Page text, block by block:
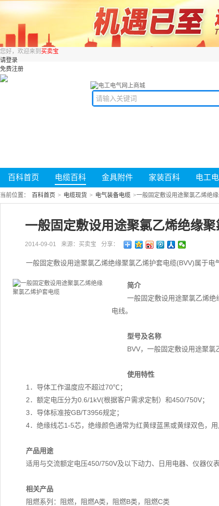
您好，欢迎来到 买卖宝
请登录
免费注册
百科首页 电缆百科 金具附件 家装百科 电工
当前位置： 百科首页 > 电缆现货 > 电气装备电缆 >一般固定敷设用途聚氯乙烯绝
一般固定敷设用途聚氯乙烯绝缘
2014-09-01 来源：买卖宝 分享：
一般固定敷设用途聚氯乙烯绝缘聚氯乙烯护套电缆(BVV)属于电
简介
一般固定敷设用途聚氯乙烯
电线。
型号及名称
BVV，一般固定敷设用途聚
使用特性
1．导体工作温度应不超过70℃；
2．额定电压分为0.6/1kV(根据客户需求定制）和450/750V；
3．导体标准按GB/T3956规定；
4．绝缘线芯1-5芯，绝缘颜色通常为红黄绿蓝黑或黄绿双色，
产品用途
适用与交流额定电压450/750V及以下动力、日用电器、仪器仪
相关产品
阻燃系列：阻燃，阻燃A类，阻燃B类，阻燃C类